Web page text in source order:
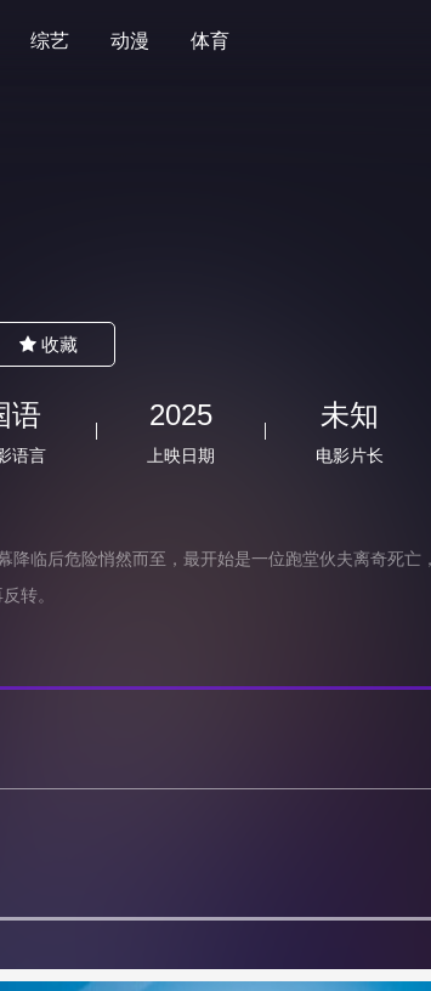
综艺 动漫 体育
收藏
语
语言
2025
上映日期
未知
电影片长
后危险悄然而至，最开始是一位跑堂伙夫离奇死亡
转。